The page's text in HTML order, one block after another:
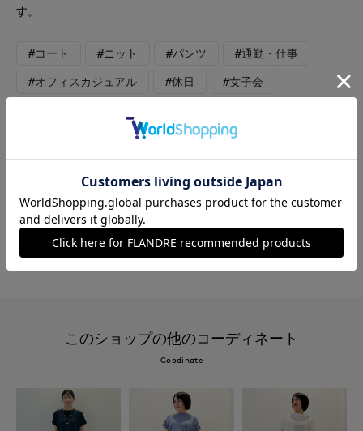
す。
#コート #ニット #パンツ #通勤・仕事
#オフィスカジュアル #休日 #女子会
#大きいサイズ #ウール
#エレガンス #軽アウター #骨格ストレート
#骨格ウェーブ #骨格ナチュラル
#おでかけ
このショップの他のコーディネート
Coodinate